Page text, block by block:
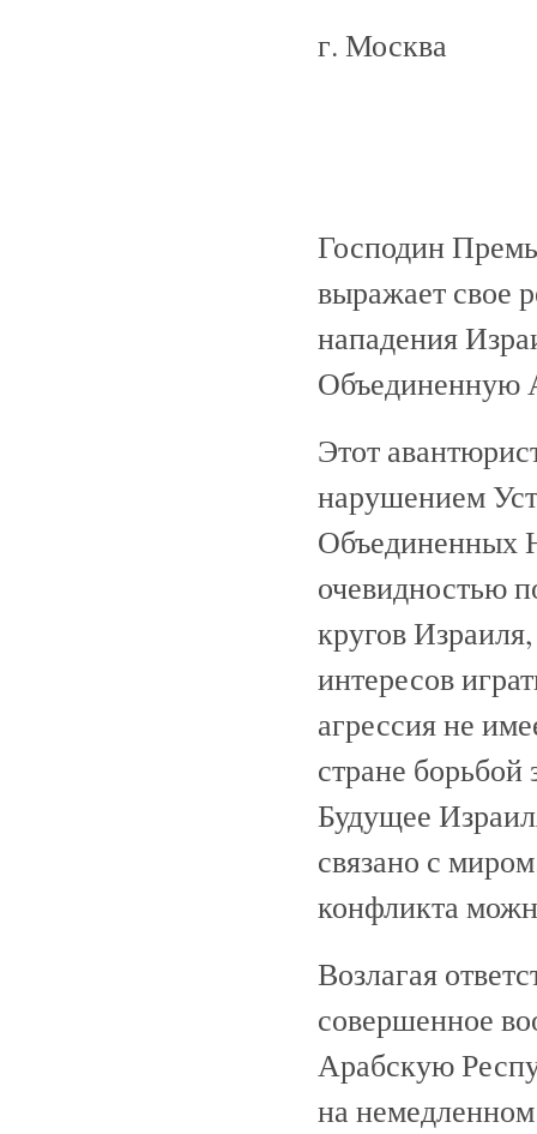
г. Москва
Господин
выражает свое
нападения
Объединенную
Этот
нарушением
Объединенных
очевидностью
кругов
интересов
агрессия не
стране борьбой
Будущее
связано с
конфликта
Возлагая
совершенное
Арабскую
на